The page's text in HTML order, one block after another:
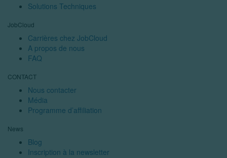
Solutions Techniques
JobCloud
Carrières chez JobCloud
A propos de nous
FAQ
CONTACT
Nous contacter
Média
Programme d’affiliation
News
Blog
Inscription à la newsletter